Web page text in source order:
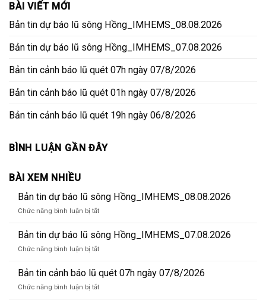
BÀI VIẾT MỚI
Bản tin dự báo lũ sông Hồng_IMHEMS_08.08.2026
Bản tin dự báo lũ sông Hồng_IMHEMS_07.08.2026
Bản tin cảnh báo lũ quét 07h ngày 07/8/2026
Bản tin cảnh báo lũ quét 01h ngày 07/8/2026
Bản tin cảnh báo lũ quét 19h ngày 06/8/2026
BÌNH LUẬN GẦN ĐÂY
BÀI XEM NHIỀU
Bản tin dự báo lũ sông Hồng_IMHEMS_08.08.2026
Chức năng bình luận bị tắtở
tin
báo
sông
Hồng_IMHEMS_08.08.2026
Bản tin dự báo lũ sông Hồng_IMHEMS_07.08.2026
Chức năng bình luận bị tắtở
tin
dự
báo
Bản tin cảnh báo lũ quét 07h ngày 07/8/2026
Chức năng bình luận bị tắtở